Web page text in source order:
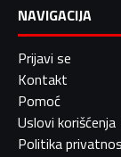
NAVIGACIJA
Prijavi se
Kontakt
Pomoć
Uslovi korišćenja
Politika